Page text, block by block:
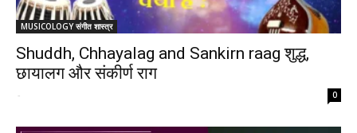
MUSICOLOGY संगीत शास्त्र
Shuddh, Chhayalag and Sankirn raag शुद्ध,
छायालग और संकीर्ण राग
- 0